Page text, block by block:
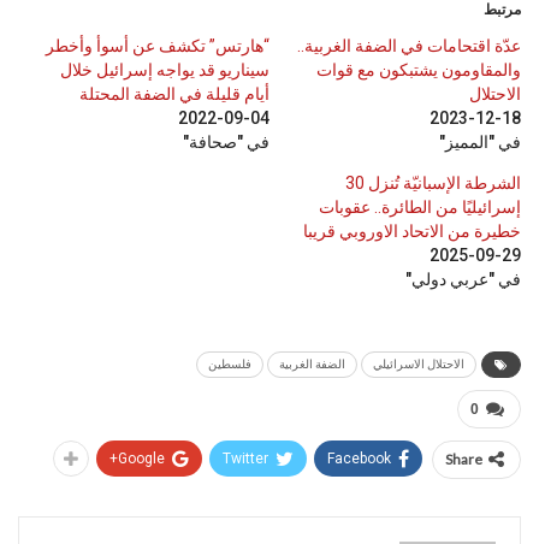
مرتبط
عدّة اقتحامات في الضفة الغربية..
والمقاومون يشتبكون مع قوات
الاحتلال
2023-12-18
في "المميز"
“هارتس” تكشف عن أسوأ وأخطر
سيناريو قد يواجه إسرائيل خلال
أيام قليلة في الضفة المحتلة
2022-09-04
في "صحافة"
الشرطة الإسبانيّة تُنزل 30
إسرائيليًا من الطائرة.. عقوبات
خطيرة من الاتحاد الاوروبي قريبا
2025-09-29
في "عربي دولي"
الاحتلال الاسرائيلي الضفة الغربية فلسطين
0
Share
Facebook
Twitter
Google+